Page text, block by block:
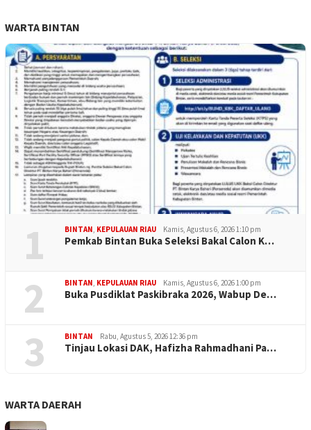
WARTA BINTAN
1 BINTAN, KEPULAUAN RIAU Kamis, Agustus 6, 2026 1:10 pm
Pemkab Bintan Buka Seleksi Bakal Calon K…
2 BINTAN, KEPULAUAN RIAU Kamis, Agustus 6, 2026 1:00 pm
Buka Pusdiklat Paskibraka 2026, Wabup De…
3 BINTAN Rabu, Agustus 5, 2026 12:36 pm
Tinjau Lokasi DAK, Hafizha Rahmadhani Pa…
WARTA DAERAH